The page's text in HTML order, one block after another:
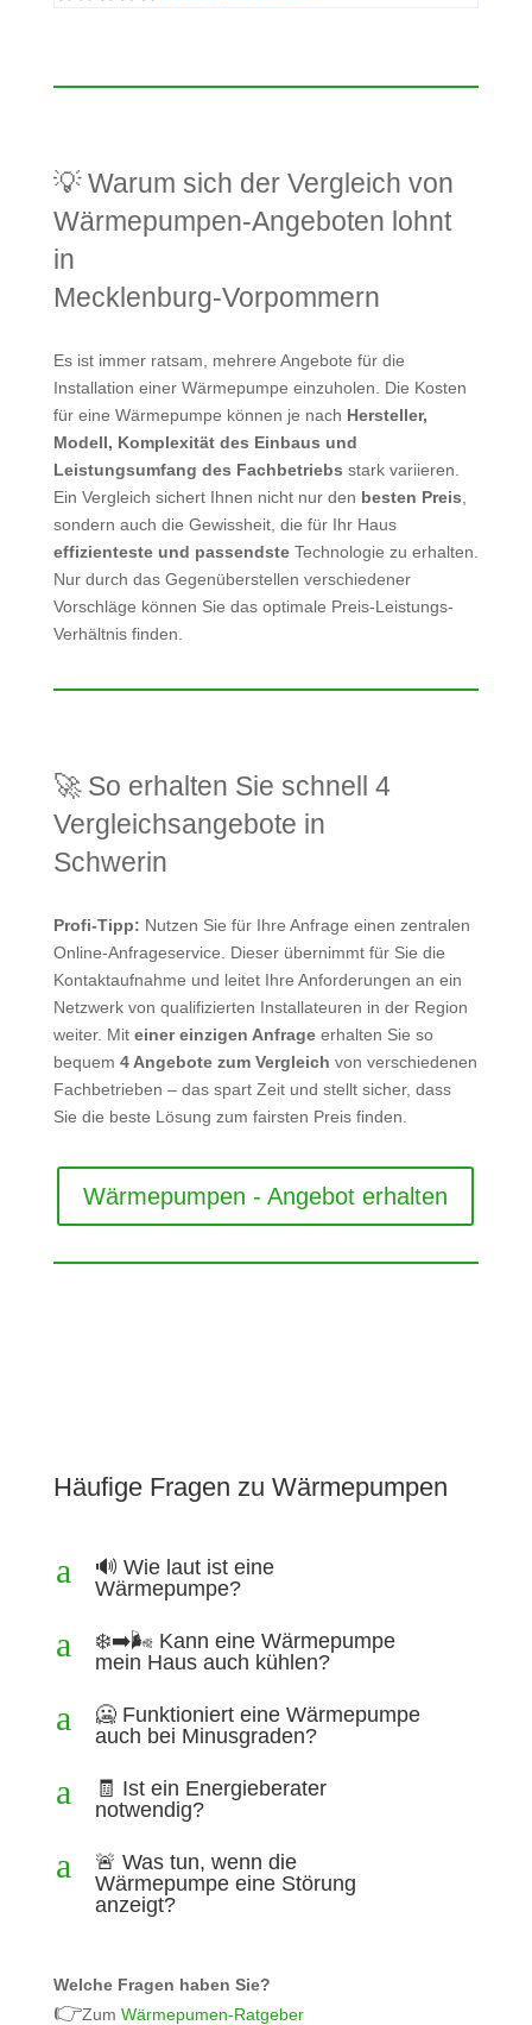
💡 Warum sich der Vergleich von
Wärmepumpen-Angeboten lohnt
in
Mecklenburg-Vorpommern
Es ist immer ratsam, mehrere Angebote für die
Installation einer Wärmepumpe einzuholen. Die Kosten
für eine Wärmepumpe können je nach Hersteller,
Modell, Komplexität des Einbaus und
Leistungsumfang des Fachbetriebs stark variieren.
Ein Vergleich sichert Ihnen nicht nur den besten Preis
sondern auch die Gewissheit, die für Ihr Haus
effizienteste und passendsteTechnologie zu erhalten.
Nur durch das Gegenüberstellen verschiedener
Vorschläge können Sie das optimale Preis-Leistungs-
Verhältnis finden.
🚀 So erhalten Sie schnell 4
Vergleichsangebote in
Schwerin
Profi-Tipp: Nutzen Sie für Ihre Anfrage einen zentralen
Online-Anfrageservice. Dieser übernimmt für Sie die
Kontaktaufnahme und leitet Ihre Anforderungen an ein
Netzwerk von qualifizierten Installateuren in der Region
weiter. Mit einer einzigen Anfrageerhalten Sie so
bequem 4 Angebote zum Vergleich von verschiedenen
Fachbetrieben – das spart Zeit und stellt sicher, dass
Sie die beste Lösung zum fairsten Preis finden.
Wärmepumpen - Angebot erhalten
Häufige Fragen zu Wärmepumpen
a
🔊 Wie laut ist eine
Wärmepumpe?
a
❄️➡️🌬️ Kann eine Wärmepumpe
mein Haus auch kühlen?
a
🥶 Funktioniert eine Wärmepumpe
auch bei Minusgraden?
a
🧾 Ist ein Energieberater
notwendig?
a
🚨 Was tun, wenn die
Wärmepumpe eine Störung
anzeigt?
Welche Fragen haben Sie?
👉Zum Wärmepumen-Ratgeber